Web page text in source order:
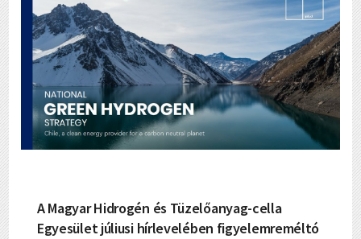
A Magyar Hidrogén és Tüzelőanyag-cella
Egyesület júliusi hírlevelében figyelemreméltó